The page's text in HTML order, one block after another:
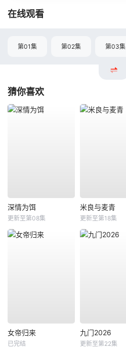
在线观看
第01集 第02集 第03集
猜你喜欢
深情为饵
更新至第08集
米良与麦青
更新至第18集
女帝归来
已完结
九门2026
更新至第22集